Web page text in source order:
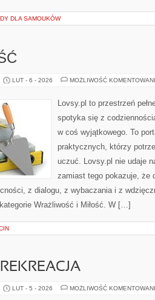
DLA SAMOUKÓW
LUT - 6 - 2026 MOŻLIWOŚĆ
Lovsy.pl to przestrzeń
spotyka się z
w coś wyjątkowego. To
praktycznych, którzy
uczuć. Lovsy.pl nie udaje
zamiast tego pokazuje, że
z dialogu, z wybaczania i z
Wrażliwość i Miłość. W […]
LUT - 5 - 2026 MOŻLIWOŚĆ